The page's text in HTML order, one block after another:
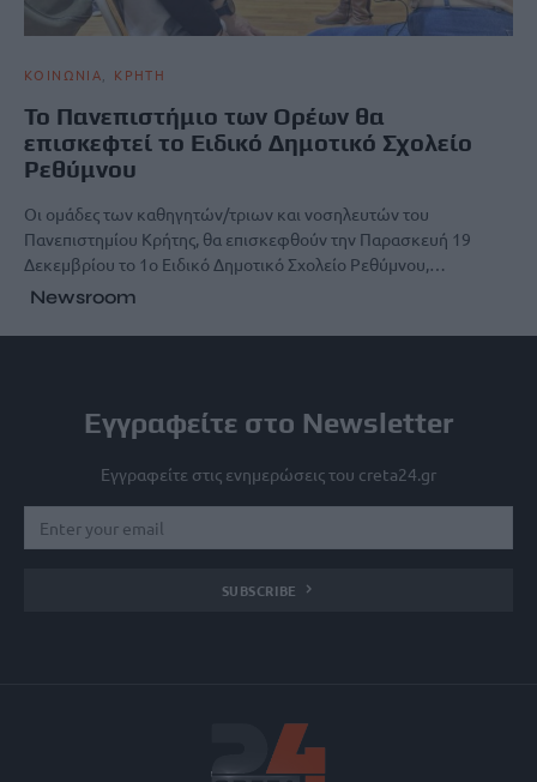
ΚΟΙΝΩΝΙΑ ΚΡΗΤΗ
Το Πανεπιστήμιο των Ορέων θα
επισκεφτεί το Ειδικό Δημοτικό Σχολείο
Ρεθύμνου
Οι ομάδες των καθηγητών/τριων και νοσηλευτών του
Πανεπιστημίου Κρήτης, θα επισκεφθούν την Παρασκευή 19
Δεκεμβρίου το 1ο Ειδικό Δημοτικό Σχολείο Ρεθύμνου,…
Newsroom
Εγγραφείτε στο Newsletter
Εγγραφείτε στις ενημερώσεις του creta24.gr
SUBSCRIBE